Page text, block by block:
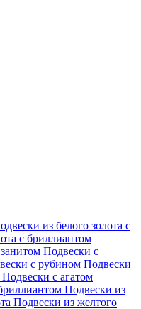
из белого золота с
с бриллиантом
Подвески с
с рубином Подвески
Подвески с агатом
Подвески из
Подвески из желтого